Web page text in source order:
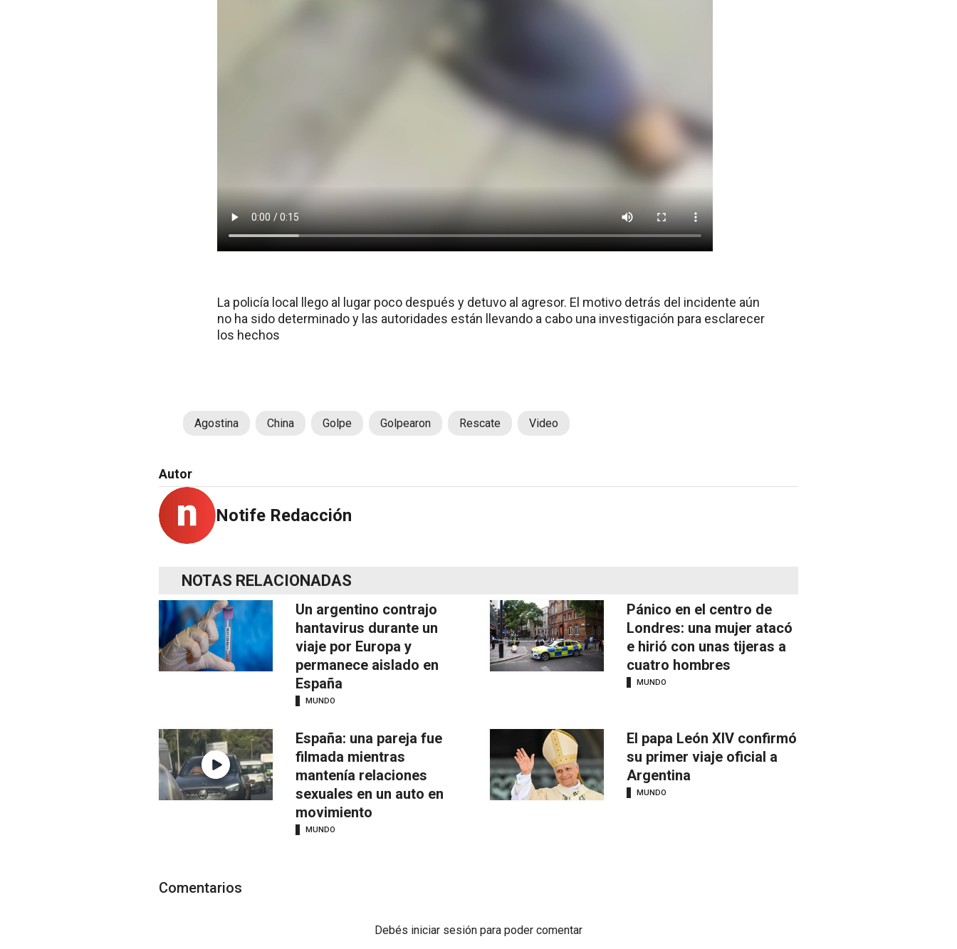
La policía local llego al lugar poco después y detuvo al agresor. El motivo detrás del incidente aún
no ha sido determinado y las autoridades están llevando a cabo una investigación para esclarecer
los hechos
Agostina China Golpe Golpearon Rescate Video
Autor
Notife Redacción
NOTAS RELACIONADAS
Un argentino contrajo
hantavirus durante un
viaje por Europa y
permanece aislado en
España
MUNDO
Pánico en el centro de
Londres: una mujer atacó
e hirió con unas tijeras a
cuatro hombres
MUNDO
España: una pareja fue
filmada mientras
mantenía relaciones
sexuales en un auto en
movimiento
MUNDO
El papa León XIV confirmó
su primer viaje oficial a
Argentina
MUNDO
Comentarios
Debés iniciar sesión para poder comentar